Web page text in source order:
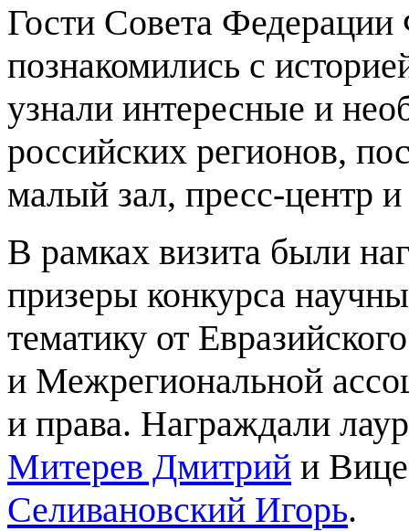
Гости Совета
познакомились с
узнали интересные и
российских регионов,
малый зал, пресс-центр
В рамках визита были
призеры конкурса
тематику от
и Межрегиональной
и права. Награждали
Митерев Дмитрий и
Селивановский Игорь.